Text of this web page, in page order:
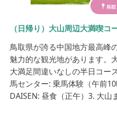
鳥取
（日帰り）大山周辺大満喫コ
鳥取県が誇る中国地方最高峰
魅力的な観光地があります。
大満足間違いなしの半日コー
馬センター: 乗馬体験（午前10
DAISEN: 昼食（正午）3. 大山